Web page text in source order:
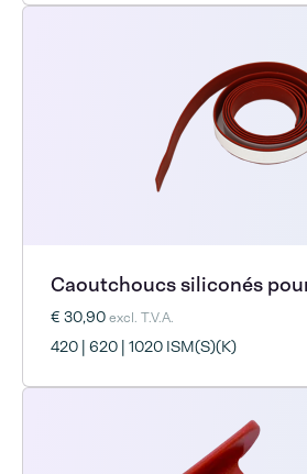
Caoutchoucs siliconés
€ 30,90excl. T.V.A.
420 | 620 | 1020 ISM(S)(K)